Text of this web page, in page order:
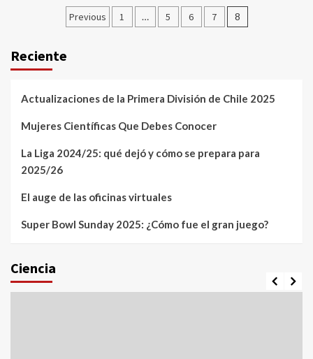
Posts
Previous 1 … 5 6 7 8
Reciente
Actualizaciones de la Primera División de Chile 2025
Mujeres Científicas Que Debes Conocer
La Liga 2024/25: qué dejó y cómo se prepara para
2025/26
El auge de las oficinas virtuales
Super Bowl Sunday 2025: ¿Cómo fue el gran juego?
Ciencia